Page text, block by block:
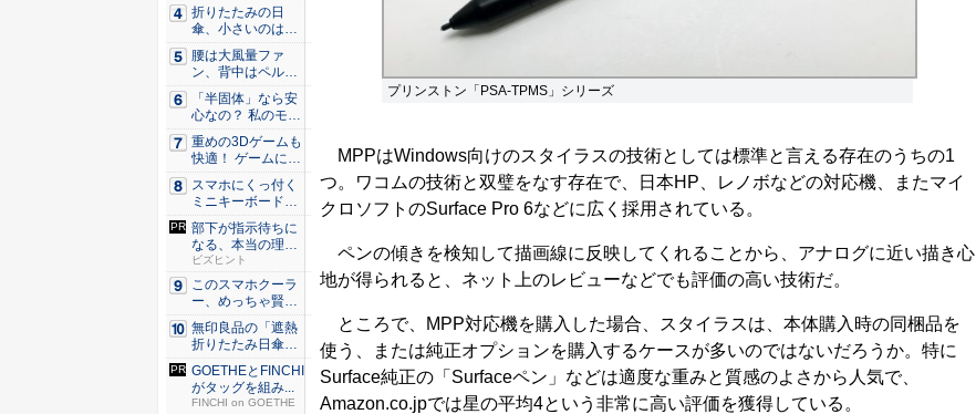
プリンストン「PSA-TPMS」シリーズ
MPPはWindows向けのスタイラスの技術としては標準と言える存在のうちの1
つ。ワコムの技術と双璧をなす存在で、日本HP、レノボなどの対応機、またマイ
クロソフトのSurface Pro 6などに広く採用されている。
ペンの傾きを検知して描画線に反映してくれることから、アナログに近い描き心
地が得られると、ネット上のレビューなどでも評価の高い技術だ。
ところで、MPP対応機を購入した場合、スタイラスは、本体購入時の同梱品を
使う、または純正オプションを購入するケースが多いのではないだろうか。特に
Surface純正の「Surfaceペン」などは適度な重みと質感のよさから人気で、
Amazon.co.jpでは星の平均4という非常に高い評価を獲得している。
折りたたみの日
傘、小さいのは困
る！ それ...
腰は大風量ファ
ン、背中はペルチ
ェ冷却。ダ...
「半固体」なら安
心なの？ 私のモバ
イルバ...
重めの3Dゲームも
快適！ ゲームに強
いH...
スマホにくっ付く
ミニキーボード！
触ってわ...
部下が指示待ちに
なる、本当の理
由。23年...
ビズヒント
このスマホクーラ
ー、めっちゃ賢
い。ただ冷...
無印良品の「遮熱
折りたたみ日傘」
約160...
GOETHEとFINCHI
がタッグを組み...
FINCHI on GOETHE